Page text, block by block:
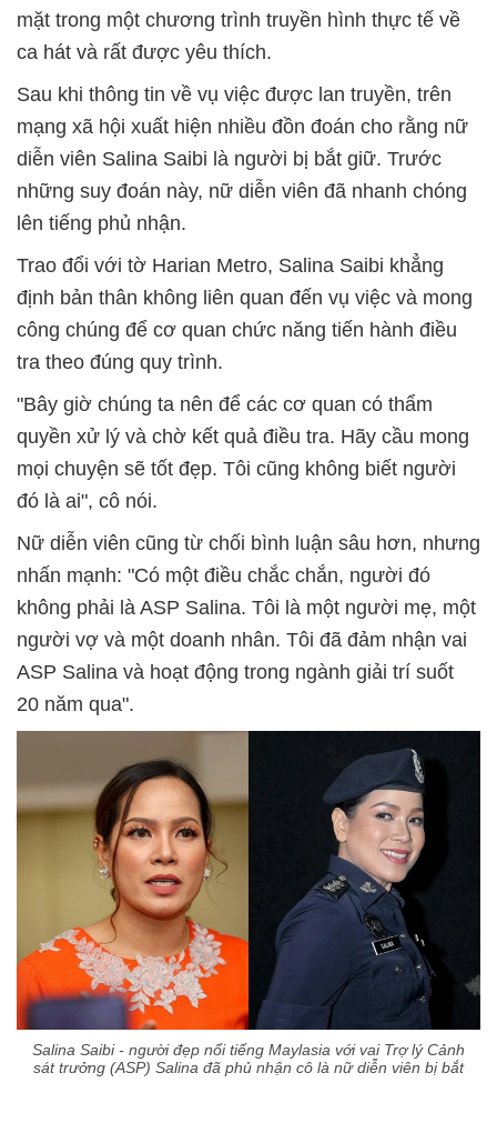
mặt trong một chương trình truyền hình thực tế về
ca hát và rất được yêu thích.
Sau khi thông tin về vụ việc được lan truyền, trên
mạng xã hội xuất hiện nhiều đồn đoán cho rằng nữ
diễn viên Salina Saibi là người bị bắt giữ. Trước
những suy đoán này, nữ diễn viên đã nhanh chóng
lên tiếng phủ nhận.
Trao đổi với tờ Harian Metro, Salina Saibi khẳng
định bản thân không liên quan đến vụ việc và mong
công chúng để cơ quan chức năng tiến hành điều
tra theo đúng quy trình.
"Bây giờ chúng ta nên để các cơ quan có thẩm
quyền xử lý và chờ kết quả điều tra. Hãy cầu mong
mọi chuyện sẽ tốt đẹp. Tôi cũng không biết người
đó là ai", cô nói.
Nữ diễn viên cũng từ chối bình luận sâu hơn, nhưng
nhấn mạnh: "Có một điều chắc chắn, người đó
không phải là ASP Salina. Tôi là một người mẹ, một
người vợ và một doanh nhân. Tôi đã đảm nhận vai
ASP Salina và hoạt động trong ngành giải trí suốt
20 năm qua".
Salina Saibi - người đẹp nổi tiếng Maylasia với vai Trợ lý Cảnh
sát trưởng (ASP) Salina đã phủ nhận cô là nữ diễn viên bị bắt